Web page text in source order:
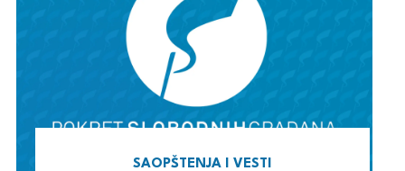
SAOPŠTENJA I VESTI